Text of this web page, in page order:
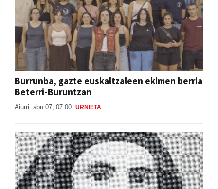
Burrunba, gazte euskaltzaleen ekimen berria
Beterri-Buruntzan
Aiurri abu 07, 07:00 URNIETA